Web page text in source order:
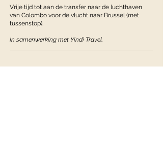
Vrije tijd tot aan de transfer naar de luchthaven
van Colombo voor de vlucht naar Brussel (met
tussenstop).
In samenwerking met Yindi Travel.